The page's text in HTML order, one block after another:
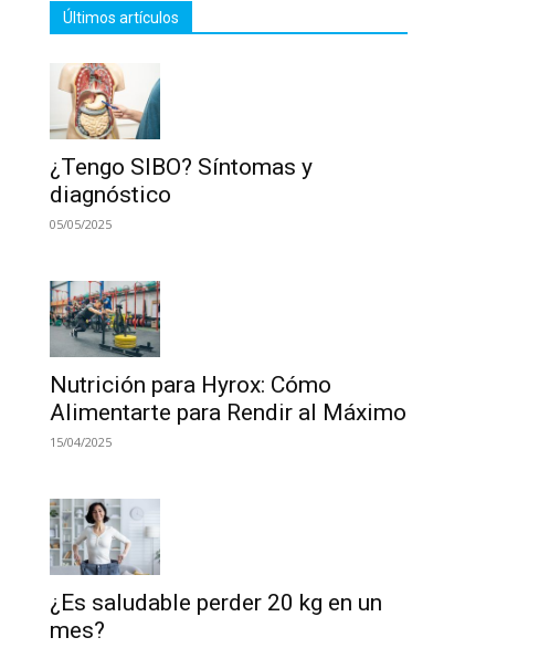
Últimos artículos
¿Tengo SIBO? Síntomas y
diagnóstico
05/05/2025
Nutrición para Hyrox: Cómo
Alimentarte para Rendir al Máximo
15/04/2025
¿Es saludable perder 20 kg en un
mes?